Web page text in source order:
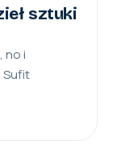
sztuki
no i
Sufit